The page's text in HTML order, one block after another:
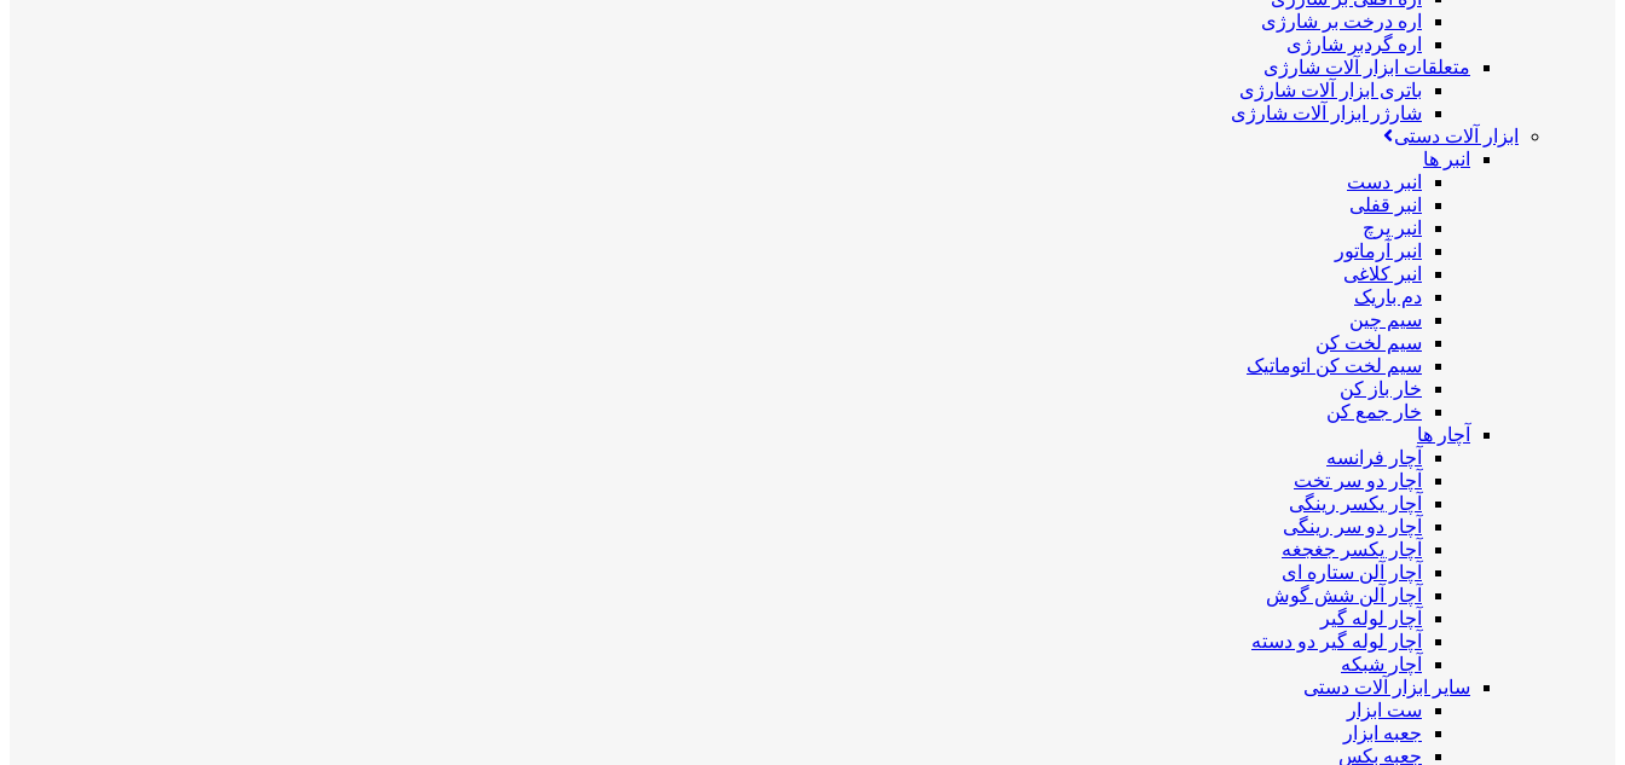
اره درخت بر شارژی
اره گردبر شارژی
متعلقات ابزار آلات شارژی
باتری ابزار آلات شارژی
شارژر ابزار آلات شارژی
ابزار آلات دستی
انبر ها
انبر دست
انبر قفلی
انبر پرچ
انبر آرماتور
انبر کلاغی
دم باریک
سیم چین
سیم لخت کن
سیم لخت کن اتوماتیک
خار باز کن
خار جمع کن
آچار ها
آچار فرانسه
آچار دو سر تخت
آچار یکسر رینگی
آچار دو سر رینگی
آچار یکسر جغجغه
آچار آلن ستاره ای
آچار آلن شش گوش
آچار لوله گیر
آچار لوله گیر دو دسته
آچار شبکه
سایر ابزار آلات دستی
ست ابزار
جعبه ابزار
جعبه بکس